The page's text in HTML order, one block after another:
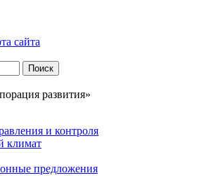
сайта
развития»
и контроля
климат
предложения